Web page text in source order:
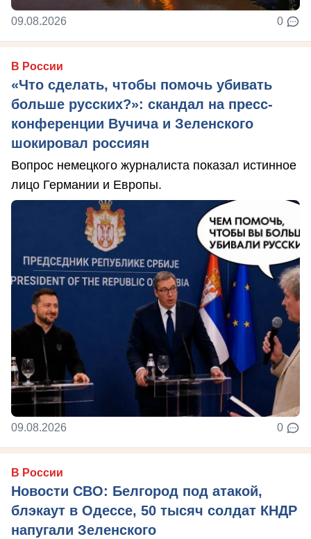
09.08.2026 0
В России
«Что сделать, чтобы помочь убивать
больше русских?»: скандал на пресс-
конференции Вучича и Зеленского
шокировал россиян
Вопрос немецкого журналиста показал истинное
лицо Германии и Европы.
09.08.2026 0
В России
Новости СВО: Белгород под атакой,
блэкаут в Одессе, 50 тысяч солдат КНДР
напугали Зеленского